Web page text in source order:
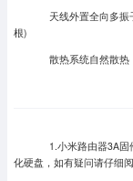
天线外置全向多振
根)
散热系统自然散热
1.小米路由器3A固
化硬盘，如有疑问请仔细